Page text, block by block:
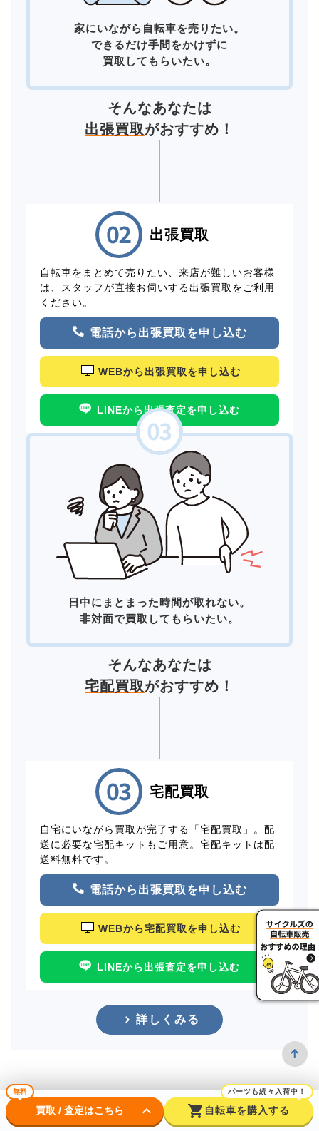
家にいながら自転車を売りたい。
できるだけ手間をかけずに
買取してもらいたい。
そんなあなたは
出張買取がおすすめ！
出張買取
自転車をまとめて売りたい、来店が難しいお客様
は、スタッフが直接お伺いする出張買取をご利用
ください。
電話から出張買取を申し込む
WEBから出張買取を申し込む
LINEから出張査定を申し込む
日中にまとまった時間が取れない。
非対面で買取してもらいたい。
そんなあなたは
宅配買取がおすすめ！
宅配買取
自宅にいながら買取が完了する「宅配買取」。配
送に必要な宅配キットもご用意。宅配キットは配
送料無料です。
電話から出張買取を申し込む
WEBから宅配買取を申し込む
LINEから出張査定を申し込む
詳しくみる
無料
買取 / 査定はこちら keyboard_arrow_down shopping_cart
パーツも続々入荷中！
自転車を購入する